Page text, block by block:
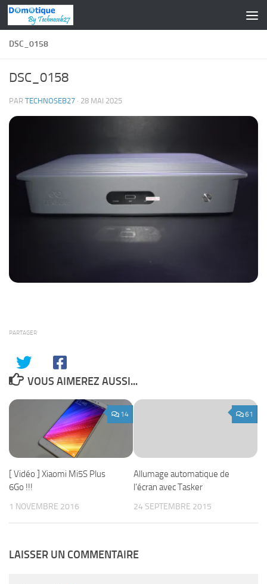
Skip to content
DSC_0158
DSC_0158
PAR TECHNOSEB27 · 28 MAI 2025
PARTAGER
VOUS AIMEREZ AUSSI...
14
[ Vidéo ] Xiaomi Mi5S Plus
6Go !!!
1 NOVEMBRE 2016
61
Allumage automatique de
l’écran avec Tasker
24 SEPTEMBRE 2015
LAISSER UN COMMENTAIRE